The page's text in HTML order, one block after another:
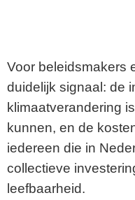
Voor beleidsmakers
duidelijk signaal: de
klimaatverandering
kunnen, en de
iedereen die in
collectieve
leefbaarheid.